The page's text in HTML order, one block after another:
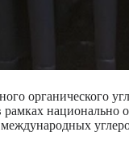
органического